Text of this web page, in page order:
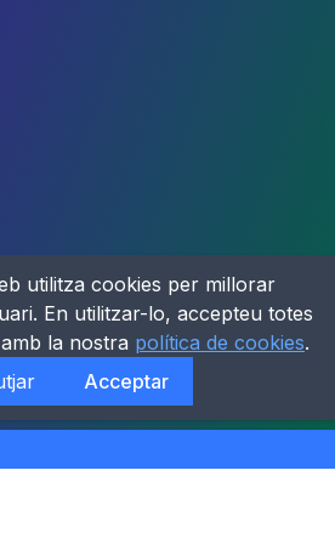
utilitza cookies per millorar
En utilitzar-lo, accepteu totes
la nostra política de cookies.
Acceptar